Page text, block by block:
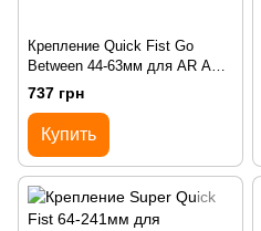
Крепление Quick Fist Go
Between 44-63мм для AR АК в
блистере 1шт.
737 грн
Купить